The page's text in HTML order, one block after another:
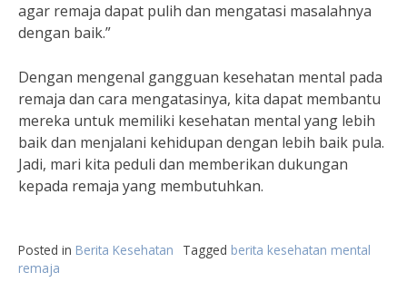
agar remaja dapat pulih dan mengatasi masalahnya
dengan baik.”
Dengan mengenal gangguan kesehatan mental pada
remaja dan cara mengatasinya, kita dapat membantu
mereka untuk memiliki kesehatan mental yang lebih
baik dan menjalani kehidupan dengan lebih baik pula.
Jadi, mari kita peduli dan memberikan dukungan
kepada remaja yang membutuhkan.
Posted in Berita Kesehatan Tagged berita kesehatan mental
remaja